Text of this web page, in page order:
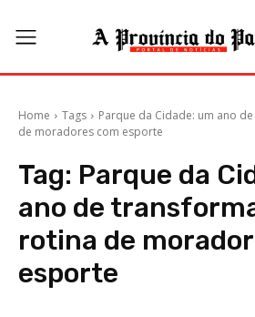
Home Tags
Parque da Cidade: um ano
de moradores com esporte
Tag: Parque da
ano de
rotina de
esporte